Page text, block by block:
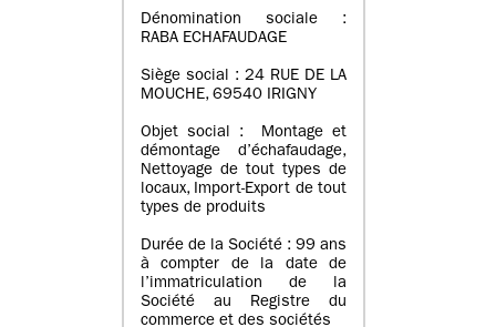
Dénomination sociale :
RABA ECHAFAUDAGE
Siège social : 24 RUE DE LA
MOUCHE, 69540 IRIGNY
Objet social : Montage et
démontage d’échafaudage,
Nettoyage de tout types de
locaux, Import-Export de tout
types de produits
Durée de la Société : 99 ans
à compter de la date de
l’immatriculation de la
Société au Registre du
commerce et des sociétés